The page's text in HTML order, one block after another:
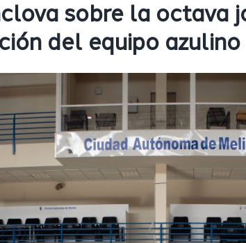
sobre la octava
del equipo azulino